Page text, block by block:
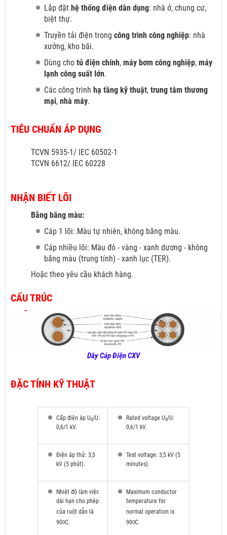
Lắp đặt hệ thống điện dân dụng: nhà ở, chung cư,
biệt thự.
Truyền tải điện trong công trình công nghiệp: nhà
xưởng, kho bãi.
Dùng cho tủ điện chính, máy bơm công nghiệp, máy
lạnh công suất lớn.
Các công trình hạ tầng kỹ thuật, trung tâm thương
mại, nhà máy.
TIÊU CHUẨN ÁP DỤNG
TCVN 5935-1/ IEC 60502-1
TCVN 6612/ IEC 60228
NHẬN BIẾT LÕI
Bằng băng màu:
Cáp 1 lõi: Màu tự nhiên, không băng màu.
Cáp nhiều lõi: Màu đỏ - vàng - xanh dương - không
băng màu (trung tính) - xanh lục (TER).
Hoặc theo yêu cầu khách hàng.
CẤU TRÚC
Dây Cáp Điện CXV
ĐẶC TÍNH KỸ THUẬT
Cấp điện áp U0/U:
0,6/1 kV.
Rated voltage U0/U:
0,6/1 kV.
Điện áp thử: 3,5
kV (5 phút).
Test voltage: 3,5 kV (5
minutes).
Nhiệt độ làm việc
dài hạn cho phép
của ruột dẫn là
90OC.
Maximum conductor
temperature for
normal operation is
90OC.